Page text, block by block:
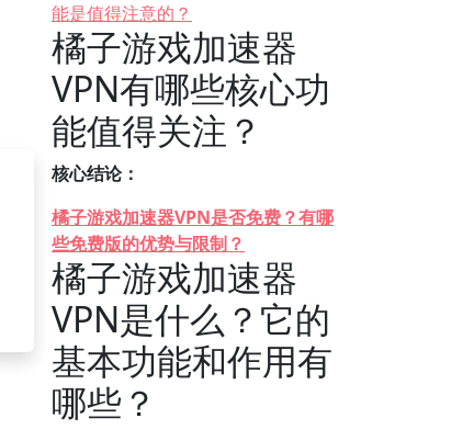
能是值得注意的？
橘子游戏加速器
VPN有哪些核心功
能值得关注？
核心结论：
橘子游戏加速器VPN是否免费？有哪
些免费版的优势与限制？
橘子游戏加速器
VPN是什么？它的
基本功能和作用有
哪些？